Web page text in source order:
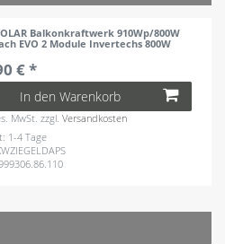
Balkonkraftwerk 910Wp/800W
EVO 2 Module Invertechs 800W
€ *
In den Warenkorb
MwSt. zzgl.Versandkosten
1-4 Tage